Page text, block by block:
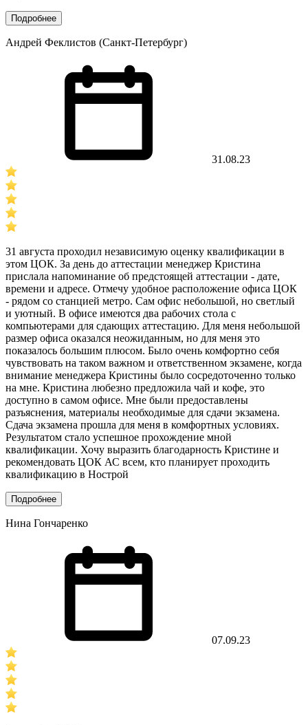
Подробнее
Андрей Феклистов (Санкт-Петербург)
31.08.23
31 августа проходил независимую оценку квалификации в
этом ЦОК. За день до аттестации менеджер Кристина
прислала напоминание об предстоящей аттестации - дате,
времени и адресе. Отмечу удобное расположение офиса ЦОК
- рядом со станцией метро. Сам офис небольшой, но светлый
и уютный. В офисе имеются два рабочих стола с
компьютерами для сдающих аттестацию. Для меня небольшой
размер офиса оказался неожиданным, но для меня это
показалось большим плюсом. Было очень комфортно себя
чувствовать на таком важном и ответственном экзамене, когда
внимание менеджера Кристины было сосредоточенно только
на мне. Кристина любезно предложила чай и кофе, это
доступно в самом офисе. Мне были предоставлены
разъяснения, материалы необходимые для сдачи экзамена.
Сдача экзамена прошла для меня в комфортных условиях.
Результатом стало успешное прохождение мной
квалификации. Хочу выразить благодарность Кристине и
рекомендовать ЦОК АС всем, кто планирует проходить
квалификацию в Нострой
Подробнее
Нина Гончаренко
07.09.23